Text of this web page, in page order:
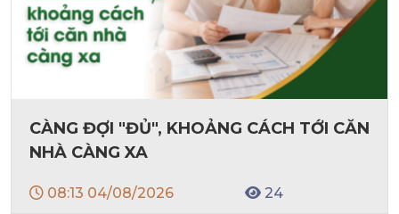
CÀNG ĐỢI "ĐỦ", KHOẢNG CÁCH TỚI CĂN
NHÀ CÀNG XA
08:13 04/08/2026 24